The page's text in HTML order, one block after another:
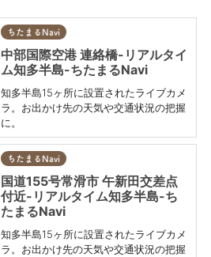
ちたまるNavi
中部国際空港 連絡橋-リアルタイ
ム知多半島-ちたまるNavi
知多半島15ヶ所に設置されたライブカメ
ラ。お出かけ先の天気や交通状況の把握
に。
ちたまるNavi
国道155号常滑市 午新田交差点
付近-リアルタイム知多半島-ち
たまるNavi
知多半島15ヶ所に設置されたライブカメ
ラ。お出かけ先の天気や交通状況の把握